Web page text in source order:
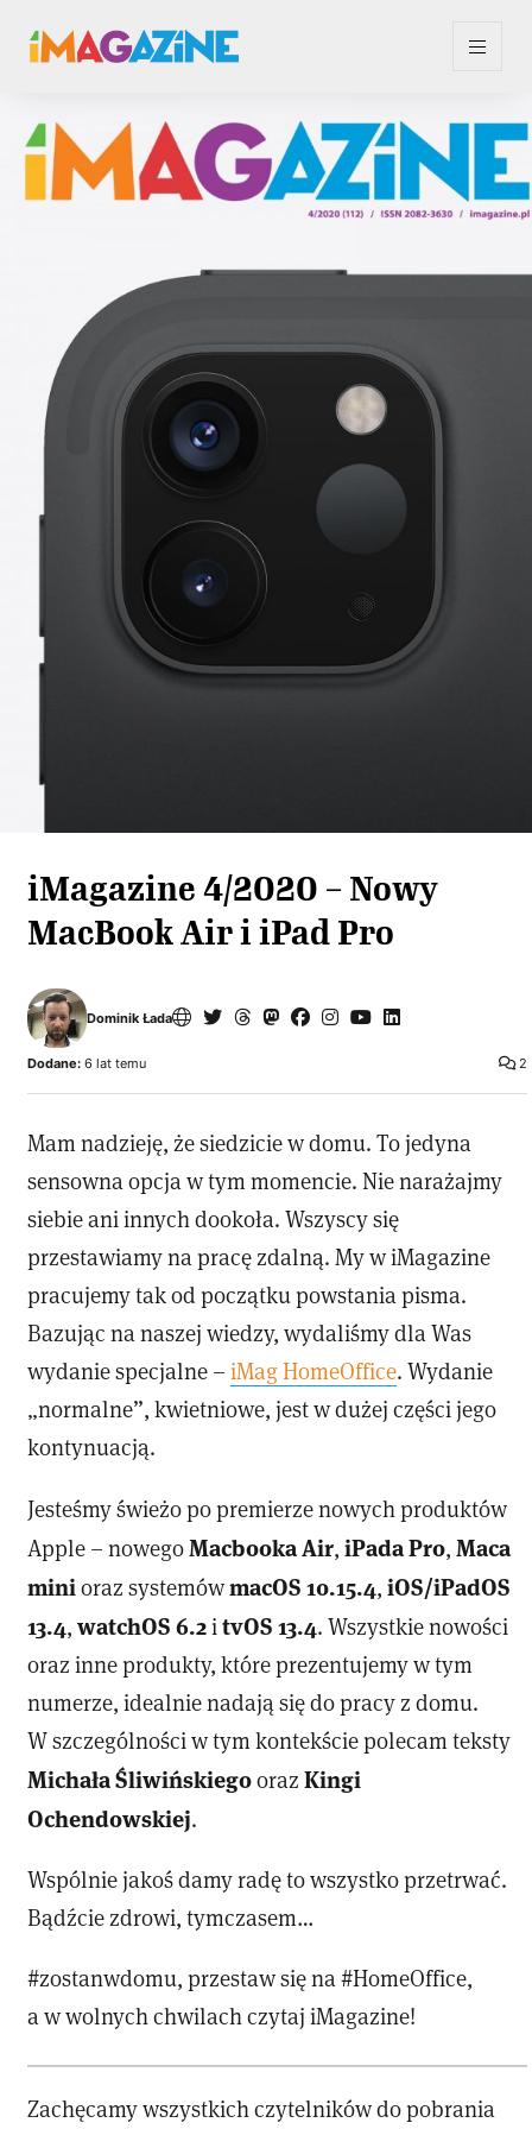
iMagazine 4/2020 – Nowy
MacBook Air i iPad Pro
Dominik Łada
2
Dodane: 6 lat temu
Mam nadzieję, że siedzicie w domu. To jedyna
sensowna opcja w tym momencie. Nie narażajmy
siebie ani innych dookoła. Wszyscy się
przestawiamy na pracę zdalną. My w iMagazine
pracujemy tak od początku powstania pisma.
Bazując na naszej wiedzy, wydaliśmy dla Was
wydanie specjalne –iMag HomeOffice. Wydanie
„normalne”, kwietniowe, jest w dużej części jego
kontynuacją.
Jesteśmy świeżo po premierze nowych produktów
Apple – nowego Macbooka Air,iPada Pro, Maca
mini oraz systemówmacOS 10.15.4,iOS/iPadOS
13.4,watchOS 6.2itvOS 13.4. Wszystkie nowości
oraz inne produkty, które prezentujemy w tym
numerze, idealnie nadają się do pracy z domu.
W szczególności w tym kontekście polecam teksty
Michała ŚliwińskiegoorazKingi
Ochendowskiej.
Wspólnie jakoś damy radę to wszystko przetrwać.
Bądźcie zdrowi, tymczasem…
#zostanwdomu, przestaw się na #HomeOffice,
a w wolnych chwilach czytaj iMagazine!
Zachęcamy wszystkich czytelników do pobrania